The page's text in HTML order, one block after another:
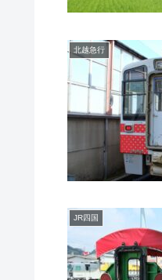
北越急行
JR四国